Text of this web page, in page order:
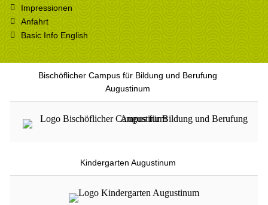
Impressionen
Anfahrt
Basic Info English
Bischöflicher Campus für Bildung und Berufung
Augustinum
Kindergarten Augustinum